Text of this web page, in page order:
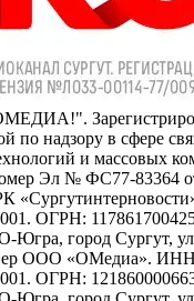
по надзору в сфере
и массовых
Эл № ФС77-83364
ОГРН:
Югра, город Сургут,
ООО «ОМедиа».
ОГРН: